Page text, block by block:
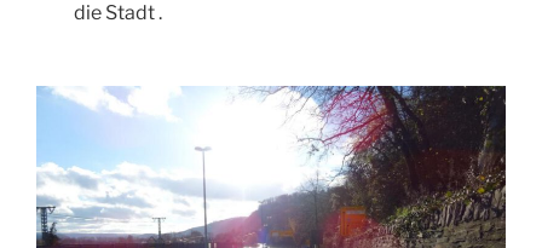
die Stadt .